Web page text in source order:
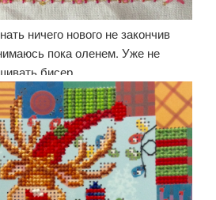
ничего нового не закончив
пока оленем. Уже не
бисер.